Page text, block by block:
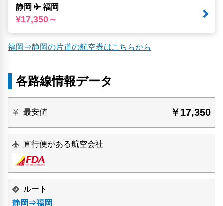
静岡 福岡
¥17,350～
福岡⇒静岡の片道の航空券はこちらから
各路線情報データ
最安値 ￥17,350
直行便がある航空会社
ルート
静岡⇒福岡